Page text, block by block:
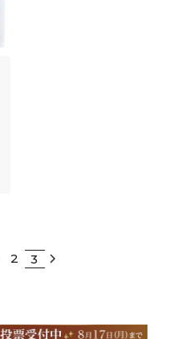
2 3